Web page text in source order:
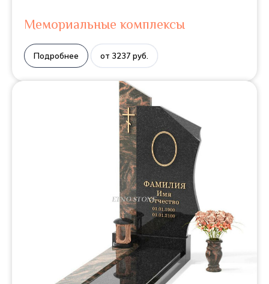
Мемориальные комплексы
Подробнее от 3237 руб.